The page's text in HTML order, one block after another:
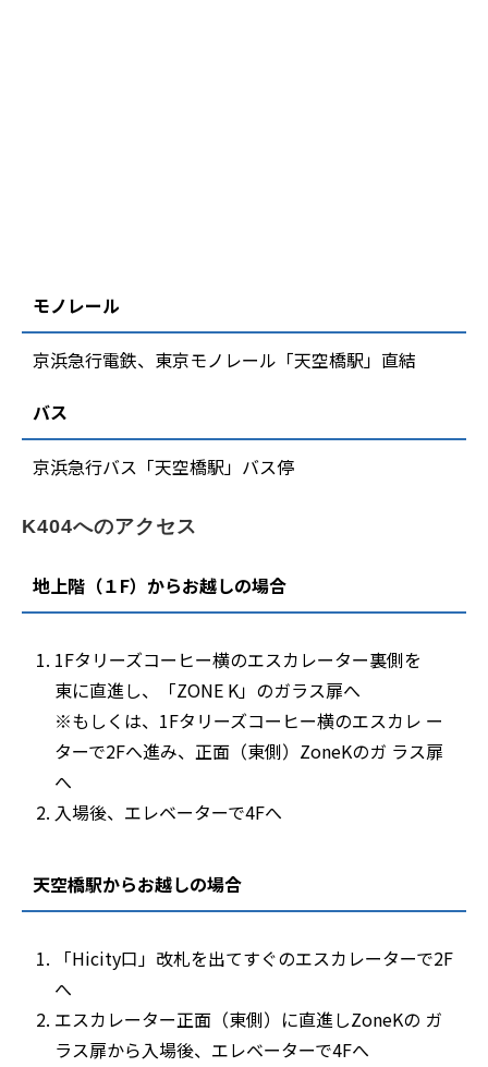
モノレール
京浜急行電鉄、東京モノレール「天空橋駅」直結
バス
京浜急行バス「天空橋駅」バス停
K404へのアクセス
地上階（１F）からお越しの場合
1Fタリーズコーヒー横のエスカレーター裏側を
東に直進し、「ZONE K」のガラス扉へ
※もしくは、1Fタリーズコーヒー横のエスカレ ー
ターで2Fへ進み、正面（東側）ZoneKのガ ラス扉
へ
入場後、エレベーターで4Fへ
天空橋駅からお越しの場合
「Hicity口」改札を出てすぐのエスカレーターで2F
へ
エスカレーター正面（東側）に直進しZoneKの ガ
ラス扉から入場後、エレベーターで4Fへ